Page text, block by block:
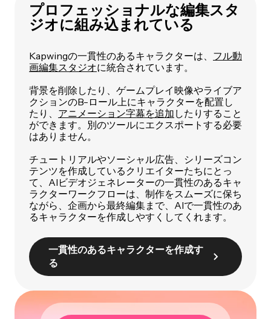
プロフェッショナルな編集スタ
ジオに組み込まれている
Kapwingの一貫性のあるキャラクターは、 フル動
画編集スタジオに統合されています。
背景を削除したり、ゲームプレイ映像やライブア
クションのB-ロール上にキャラクターを配置し
たり、 アニメーション字幕を追加 したりすること
ができます。別のツールにエクスポートする必要
はありません。
チュートリアルやソーシャル広告、シリーズコン
テンツを作成しているクリエイターたちにとっ
て、AIビデオジェネレーターの一貫性のあるキャ
ラクターワークフローは、制作をスムーズに保ち
ながら、企画から最終編集まで、AIで一貫性のあ
るキャラクターを作成しやすくしてくれます。
一貫性のあるキャラクターを作成す
る